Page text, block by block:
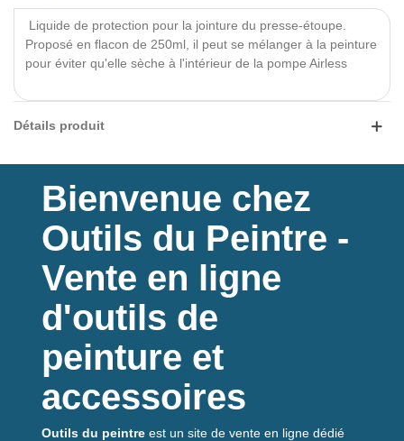
Liquide de protection pour la jointure du presse-étoupe.
Proposé en flacon de 250ml, il peut se mélanger à la peinture
pour éviter qu'elle sèche à l'intérieur de la pompe Airless
Détails produit
Bienvenue chez
Outils du Peintre -
Vente en ligne
d'outils de
peinture et
accessoires
Outils du peintre est un site de vente en ligne dédié